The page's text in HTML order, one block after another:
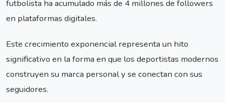
futbolista ha acumulado más de 4 millones de followers
en plataformas digitales.
Este crecimiento exponencial representa un hito
significativo en la forma en que los deportistas modernos
construyen su marca personal y se conectan con sus
seguidores.